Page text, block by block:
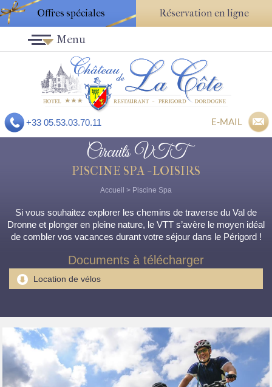
Offres spéciales Réservation en ligne
+33 05.53.03.70.11 E-MAIL
Menu
Circuits VTT
PISCINE SPA - LOISIRS
Accueil > Piscine Spa
Si vous souhaitez explorer les chemins de traverse du Val de
Dronne et plonger en pleine nature, le VTT s’avère le moyen idéal
de combler vos vacances durant votre séjour dans le Périgord !
Documents à télécharger
Location de vélos